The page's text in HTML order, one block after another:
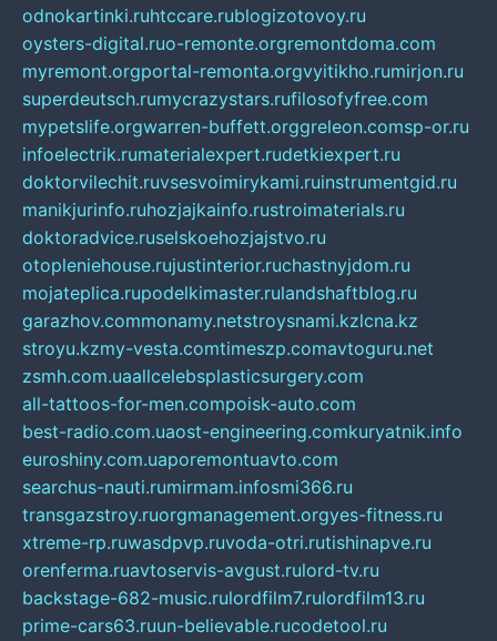
odnokartinki.ruhtccare.rublogizotovoy.ru
oysters-digital.ruo-remonte.orgremontdoma.com
myremont.orgportal-remonta.orgvyitikho.rumirjon.ru
superdeutsch.rumycrazystars.rufilosofyfree.com
mypetslife.orgwarren-buffett.orggreleon.comsp-or.ru
infoelectrik.rumaterialexpert.rudetkiexpert.ru
doktorvilechit.ruvsesvoimirykami.ruinstrumentgid.ru
manikjurinfo.ruhozjajkainfo.rustroimaterials.ru
doktoradvice.ruselskoehozjajstvo.ru
otopleniehouse.rujustinterior.ruchastnyjdom.ru
mojateplica.rupodelkimaster.rulandshaftblog.ru
garazhov.commonamy.netstroysnami.kzlcna.kz
stroyu.kzmy-vesta.comtimeszp.comavtoguru.net
zsmh.com.uaallcelebsplasticsurgery.com
all-tattoos-for-men.compoisk-auto.com
best-radio.com.uaost-engineering.comkuryatnik.info
euroshiny.com.uaporemontuavto.com
searchus-nauti.rumirmam.infosmi366.ru
transgazstroy.ruorgmanagement.orgyes-fitness.ru
xtreme-rp.ruwasdpvp.ruvoda-otri.rutishinapve.ru
orenferma.ruavtoservis-avgust.rulord-tv.ru
backstage-682-music.rulordfilm7.rulordfilm13.ru
prime-cars63.ruun-believable.rucodetool.ru